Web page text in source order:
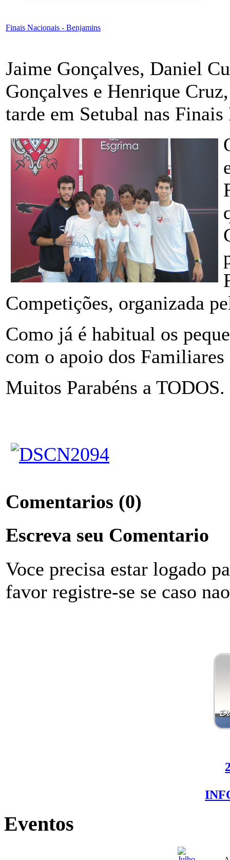
Finais Nacionais - Benjamins
Jaime Gonçalves, Daniel
Gonçalves e Henrique
tarde em Setubal nas
Competições, organizada
Como já é habitual os
com o apoio dos
Muitos Parabéns a TODOS.
Comentarios (0)
Escreva seu Comentario
Voce precisa estar logado
favor registre-se se caso
Eventos